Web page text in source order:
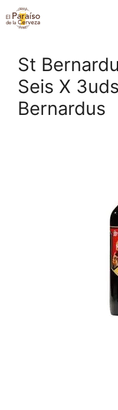
Saltar
al
St
Seis X
Bernardus